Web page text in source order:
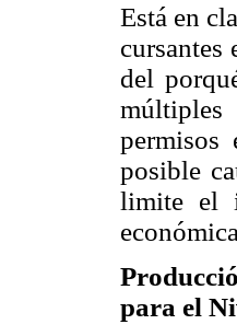
Está en
cursantes
del
permisos
posible
limite el
para el